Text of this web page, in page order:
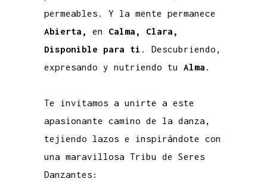
permeables. Y la mente permanece
Abierta, en
Calma, Clara,
Disponible para ti . Descubriendo,
expresando y nutriendo tu Alma .
Te invitamos a unirte a este
apasionante camino de la danza,
tejiendo lazos e inspirándote con
una maravillosa Tribu de Seres
Danzantes: